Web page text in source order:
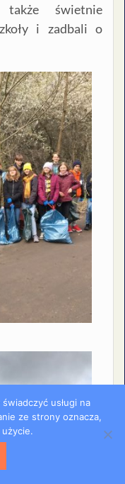
także świetnie
i zadbali o
usługi na
ze strony oznacza,